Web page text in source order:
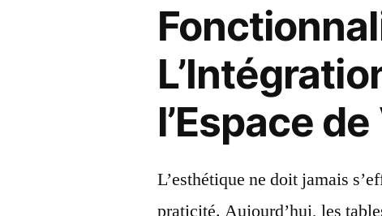
l’Espace
L’esthétique ne doit jamais
praticité. Aujourd’hui, les